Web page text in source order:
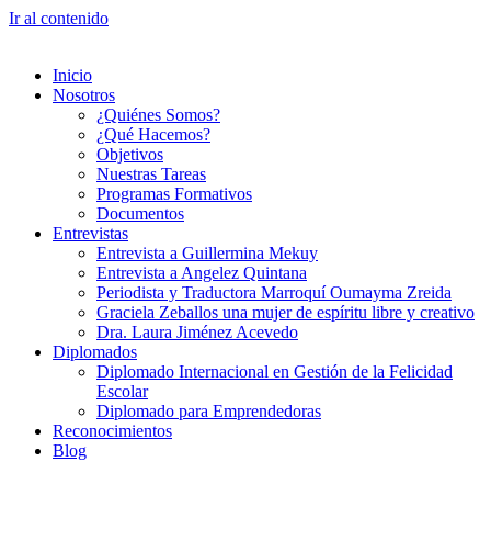
Ir al contenido
Inicio
Nosotros
¿Quiénes Somos?
¿Qué Hacemos?
Objetivos
Nuestras Tareas
Programas Formativos
Documentos
Entrevistas
Entrevista a Guillermina Mekuy
Entrevista a Angelez Quintana
Periodista y Traductora Marroquí Oumayma Zreida
Graciela Zeballos una mujer de espíritu libre y creativo
Dra. Laura Jiménez Acevedo
Diplomados
Diplomado Internacional en Gestión de la Felicidad
Escolar
Diplomado para Emprendedoras
Reconocimientos
Blog